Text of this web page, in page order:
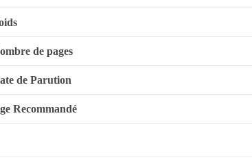
de pages
de Parution
Recommandé